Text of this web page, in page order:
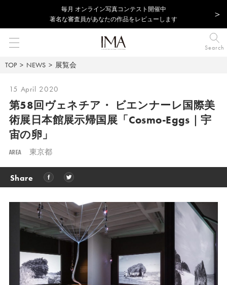
毎⽉ オンライン写真コンテスト開催中
著名な審査員があなたの作品をレビューします
Search
TOP NEWS 展覧会
15 April 2020
第58回ヴェネチア・ ビエンナーレ国際美
術展日本館展示帰国展「Cosmo-Eggs｜宇
宙の卵」
AREA 東京都
Share